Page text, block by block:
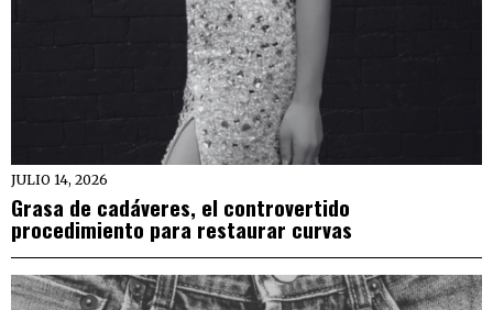
JULIO 14, 2026
Grasa de cadáveres, el controvertido
procedimiento para restaurar curvas